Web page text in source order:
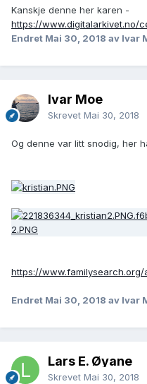
Kanskje denne her karen -
https://www.digitalarkivet.no/
Endret Mai 30, 2018 av Ivar
Ivar Moe
Skrevet Mai 30, 2018
Og denne var litt snodig, her
https://www.familysearch.org/
Endret Mai 30, 2018 av Ivar
Lars E. Øyane
Skrevet Mai 30, 2018